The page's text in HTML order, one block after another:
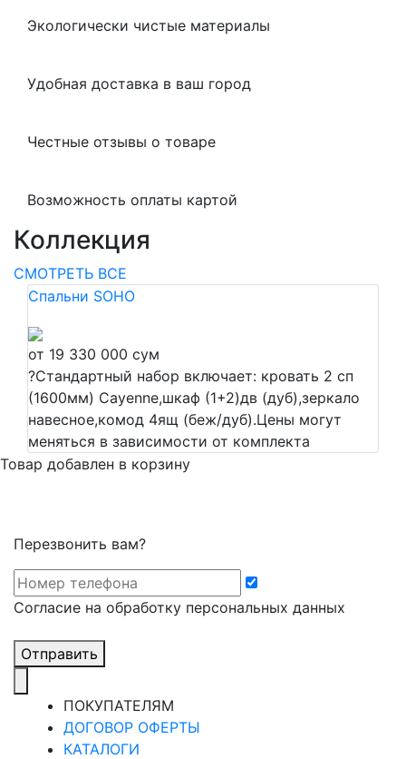
Экологически чистые материалы
Удобная доставка в ваш город
Честные отзывы о товаре
Возможность оплаты картой
Коллекция
СМОТРЕТЬ ВСЕ
Спальни SOHO
от 19 330 000 сум
?Стандартный набор включает: кровать 2 сп
(1600мм) Cayenne,шкаф (1+2)дв (дуб),зеркало
навесное,комод 4ящ (беж/дуб).Цены могут
меняться в зависимости от комплекта
Товар добавлен в корзину
Перезвонить вам?
Cогласие на обработку персональных данных
Отправить
ПОКУПАТЕЛЯМ
ДОГОВОР ОФЕРТЫ
КАТАЛОГИ